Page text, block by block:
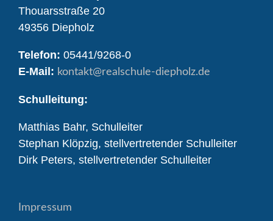
Thouarsstraße 20
49356 Diepholz
Telefon: 05441/9268-0
E-Mail: kontakt@realschule-diepholz.de
Schulleitung:
Matthias Bahr, Schulleiter
Stephan Klöpzig, stellvertretender Schulleiter
Dirk Peters, stellvertretender Schulleiter
Impressum